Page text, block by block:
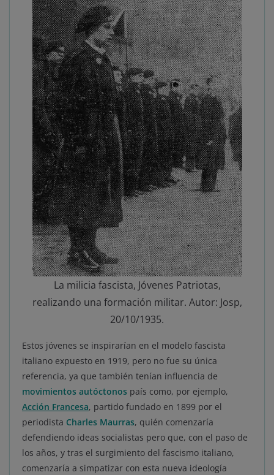
La milicia fascista, Jóvenes Patriotas,
realizando una formación militar. Autor: Josp,
20/10/1935.
Estos jóvenes se inspirarían en el modelo fascista
italiano expuesto en 1919, pero no fue su única
referencia, ya que también tenían influencia de
movimientos autóctonos país como, por ejemplo,
Acción Francesa, partido fundado en 1899 por el
periodista Charles Maurras, quién comenzaría
defendiendo ideas socialistas pero que, con el paso de
los años, y tras el surgimiento del fascismo italiano,
comenzaría a simpatizar con esta nueva ideología